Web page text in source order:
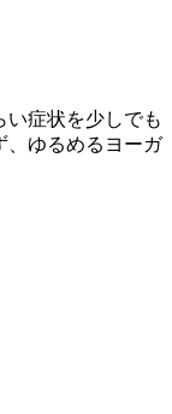
症状を少しでも
、ゆるめるヨーガ